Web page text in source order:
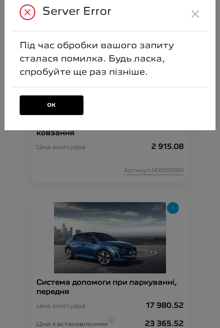
ковзання
Ціна аксесуара 2 915.08
Артикул:N00000860
Система допомоги при паркуванні,
передня
Ціна аксесуара 17 980.52
Ціна з встановленням 23 365.52
Server Error ×
Під час обробки вашого запиту
сталася помилка. Будь ласка,
спробуйте ще раз пізніше.
ОК